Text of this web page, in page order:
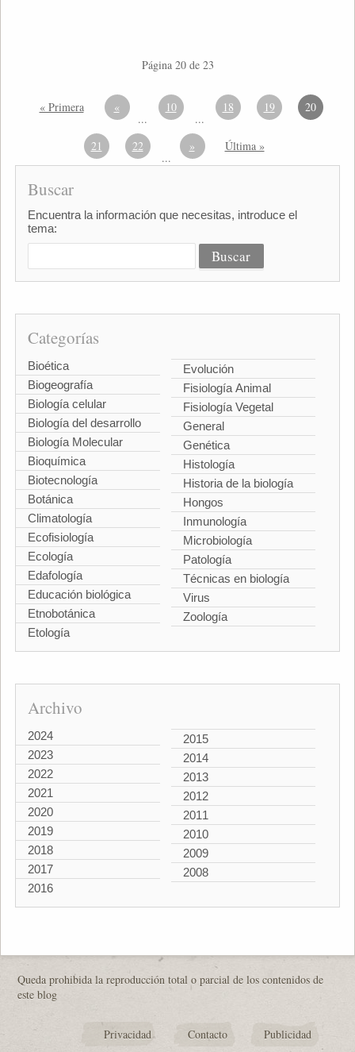
Página 20 de 23
« Primera «
...
10
...
18 19 20
21 22
...
» Última »
Buscar
Encuentra la información que necesitas, introduce el
tema:
Categorías
Bioética
Biogeografía
Biología celular
Biología del desarrollo
Biología Molecular
Bioquímica
Biotecnología
Botánica
Climatología
Ecofisiología
Ecología
Edafología
Educación biológica
Etnobotánica
Etología
Evolución
Fisiología Animal
Fisiología Vegetal
General
Genética
Histología
Historia de la biología
Hongos
Inmunología
Microbiología
Patología
Técnicas en biología
Virus
Zoología
Archivo
2024
2023
2022
2021
2020
2019
2018
2017
2016
2015
2014
2013
2012
2011
2010
2009
2008
Queda prohibida la reproducción total o parcial de los contenidos de
este blog
Privacidad Contacto Publicidad